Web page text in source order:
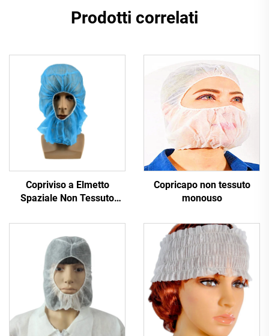
Prodotti correlati
Copriviso a Elmetto
Spaziale Non Tessuto
Tessuto Non Tessuto,
Copricapo
Copricapo non tessuto
monouso